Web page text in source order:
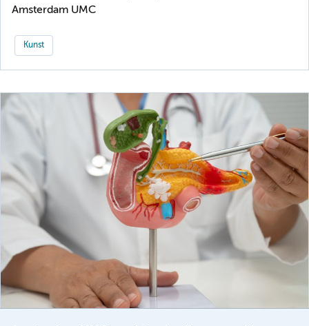
Amsterdam UMC
Kunst